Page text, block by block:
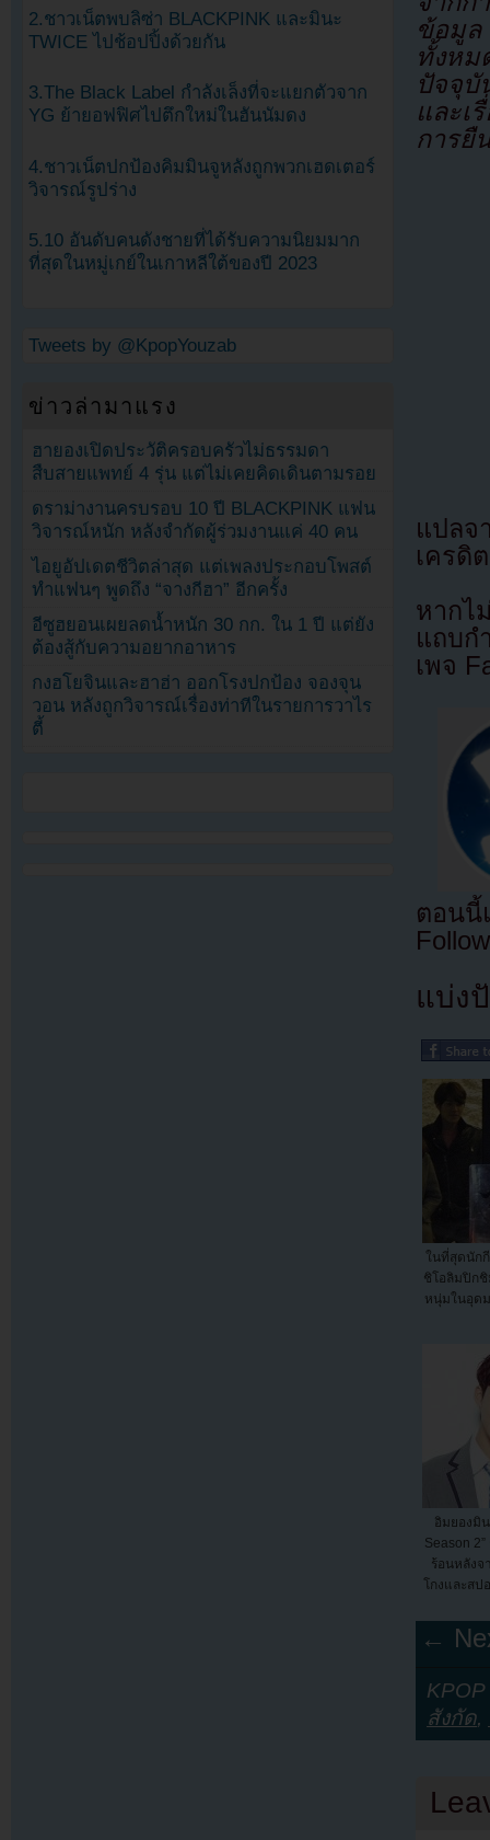
ข้อมูล
ทั้งหม
ปัจจุบั
และเ
การยื
แปล
เครดิ
หากไ
แถบก
เพจ
ตอนนี้
แบ่ง
ในที่สุดนัก
ชิโอลิมปิก
หนุ่มในอุด
อิมยองมิ
Season
ร้อนหลังจ
โกงและสป
←
สังกัด,
2.ชาวเน็ตพบลิซ่า BLACKPINK และมินะ
TWICE ไปช้อปปิ้งด้วยกัน
3.The Black Label กำลังเล็งที่จะแยกตัวจาก
YG ย้ายอฟฟิศไปตึกใหม่ในฮันนัมดง
4.ชาวเน็ตปกป้องคิมมินจูหลังถูกพวกเฮดเตอร์
วิจารณ์รูปร่าง
5.10 อันดับคนดังชายที่ได้รับความนิยมมาก
ที่สุดในหมู่เกย์ในเกาหลีใต้ของปี 2023
Tweets by @KpopYouzab
ข่าวล่ามาแรง
ฮายองเปิดประวัติครอบครัวไม่ธรรมดา
สืบสายแพทย์ 4 รุ่น แต่ไม่เคยคิดเดินตามรอย
ดราม่างานครบรอบ 10 ปี BLACKPINK แฟน
วิจารณ์หนัก หลังจำกัดผู้ร่วมงานแค่ 40 คน
ไอยูอัปเดตชีวิตล่าสุด แต่เพลงประกอบโพสต์
ทำแฟนๆ พูดถึง “จางกีฮา” อีกครั้ง
อีซูฮยอนเผยลดน้ำหนัก 30 กก. ใน 1 ปี แต่ยัง
ต้องสู้กับความอยากอาหาร
กงฮโยจินและฮาฮ่า ออกโรงปกป้อง จองจุน
วอน หลังถูกวิจารณ์เรื่องท่าทีในรายการวาไร
ตี้